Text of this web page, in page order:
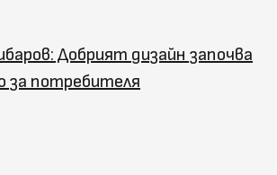
Добрият дизайн започва
за потребителя